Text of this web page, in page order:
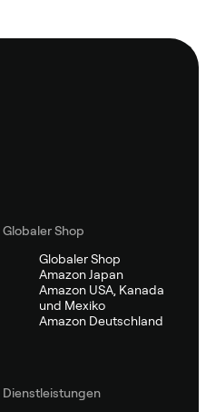
Globaler Shop
Globaler Shop
Amazon Japan
Amazon USA, Kanada
und Mexiko
Amazon Deutschland
Dienstleistungen